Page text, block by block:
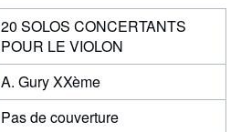
20 SOLOS CONCERTANTS
POUR LE VIOLON
A. Gury XXème
Pas de couverture